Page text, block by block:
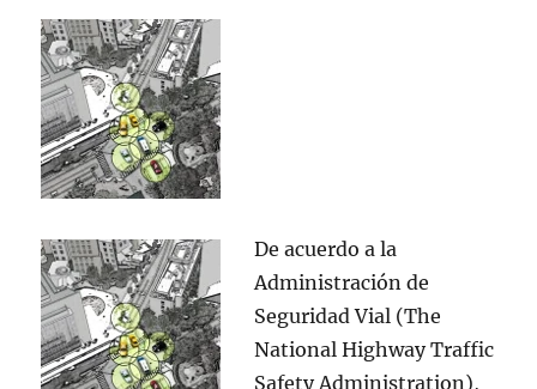
De acuerdo a la
Administración de
Seguridad Vial (The
National Highway Traffic
Safety Administration),